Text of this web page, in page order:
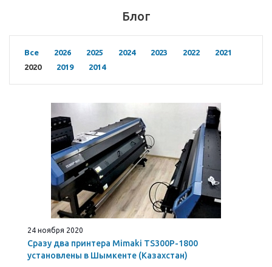
Блог
Все 2026 2025 2024 2023 2022
2021
2020
2019 2014
24 ноября 2020
Сразу два принтера Mimaki TS300P-1800
установлены в Шымкенте (Казахстан)